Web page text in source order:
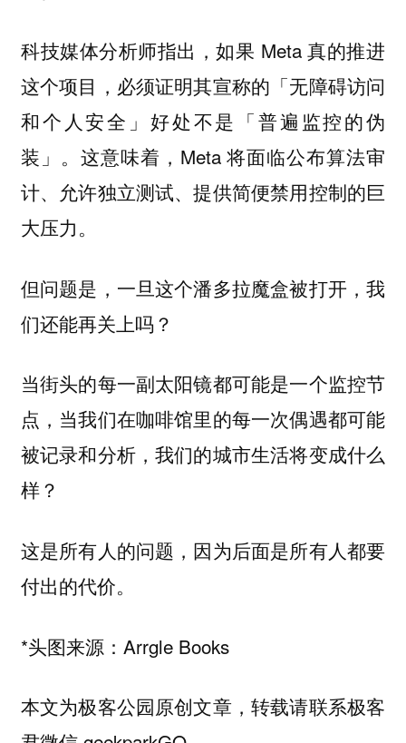
科技媒体分析师指出，如果 Meta 真的推进
这个项目，必须证明其宣称的「无障碍访问
和个人安全」好处不是「普遍监控的伪
装」。这意味着，Meta 将面临公布算法审
计、允许独立测试、提供简便禁用控制的巨
大压力。
但问题是，一旦这个潘多拉魔盒被打开，我
们还能再关上吗？
当街头的每一副太阳镜都可能是一个监控节
点，当我们在咖啡馆里的每一次偶遇都可能
被记录和分析，我们的城市生活将变成什么
样？
这是所有人的问题，因为后面是所有人都要
付出的代价。
*头图来源：Arrgle Books
本文为极客公园原创文章，转载请联系极客